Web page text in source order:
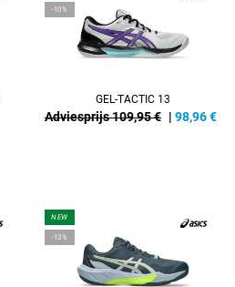
-10%
GEL-TACTIC 13
Adviesprijs 109,95 € | 98,96€
NEW
-13%